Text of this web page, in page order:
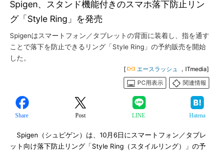
Spigen、スタンド機能付きのスマホ落下防止リン
グ「Style Ring」を発売
Spigenはスマートフォン／タブレットの背面に装着し、指を通す
ことで落下を防止できるリング「Style Ring」の予約販売を開始
した。
[ エースラッシュ ，ITmedia]
PC用表示
関連情報
Share Post LINE Hatena
Spigen（シュピゲン）は、10月6日にスマートフォン／タブレ
ット向け落下防止リング「Style Ring（スタイルリング）」の予